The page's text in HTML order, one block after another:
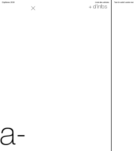
Diplômes 2019 Liste des artistes Tuer le soleil contre moi
+ d'infos